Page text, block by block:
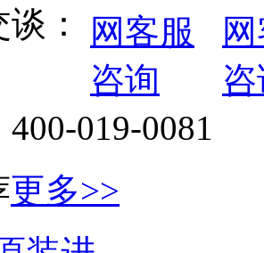
：
400-019-0081
更多>>